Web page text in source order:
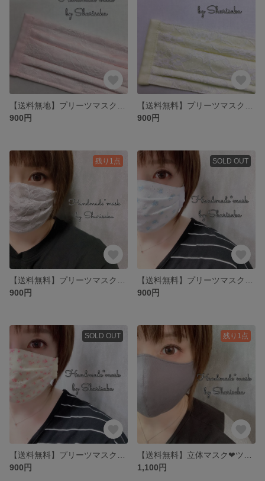
900円
900円
残り1点
900円
SOLD OUT
900円
SOLD OUT
900円
残り1点
1,100円